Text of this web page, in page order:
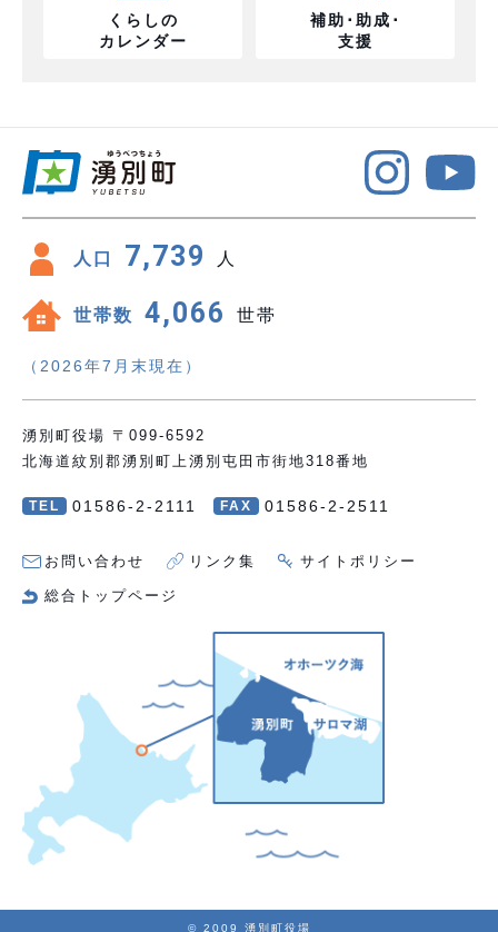
くらしの
カレンダー
補助･助成･
支援
人口 7,739 人
世帯数 4,066 世帯
（2026年7月末現在）
湧別町役場 〒099-6592
北海道紋別郡湧別町上湧別屯田市街地318番地
TEL 01586-2-2111 FAX 01586-2-2511
お問い合わせ リンク集 サイトポリシー
総合トップページ
© 2009 湧別町役場